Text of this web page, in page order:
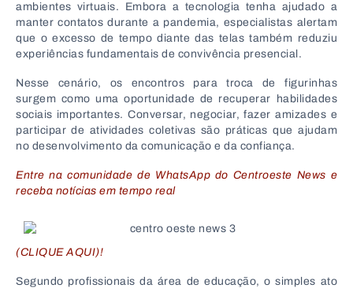
ambientes virtuais. Embora a tecnologia tenha ajudado a
manter contatos durante a pandemia, especialistas alertam
que o excesso de tempo diante das telas também reduziu
experiências fundamentais de convivência presencial.
Nesse cenário, os encontros para troca de figurinhas
surgem como uma oportunidade de recuperar habilidades
sociais importantes. Conversar, negociar, fazer amizades e
participar de atividades coletivas são práticas que ajudam
no desenvolvimento da comunicação e da confiança.
Entre na comunidade de WhatsApp do Centroeste News e
receba notícias em tempo real
(CLIQUE AQUI)!
Segundo profissionais da área de educação, o simples ato